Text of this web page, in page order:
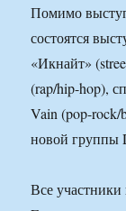
Помимо
состоятся
«Икнайт»
(rap/hip-hop),
Vain (pop-rock/
новой группы
Все